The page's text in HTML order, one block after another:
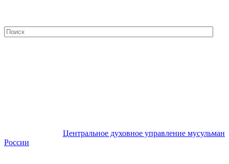
Центральное духовное управление мусульман
России